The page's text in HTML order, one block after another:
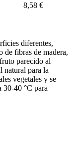
8,58 €
diferentes,
de fibras de madera,
parecido al
natural para la
vegetales y se
30-40 °C para